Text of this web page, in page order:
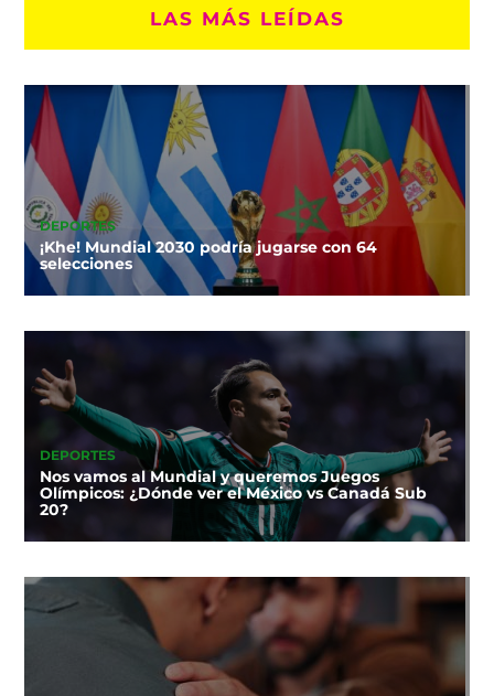
LAS MÁS LEÍDAS
DEPORTES
¡Khe! Mundial 2030 podría jugarse con 64
selecciones
DEPORTES
Nos vamos al Mundial y queremos Juegos
Olímpicos: ¿Dónde ver el México vs Canadá Sub
20?